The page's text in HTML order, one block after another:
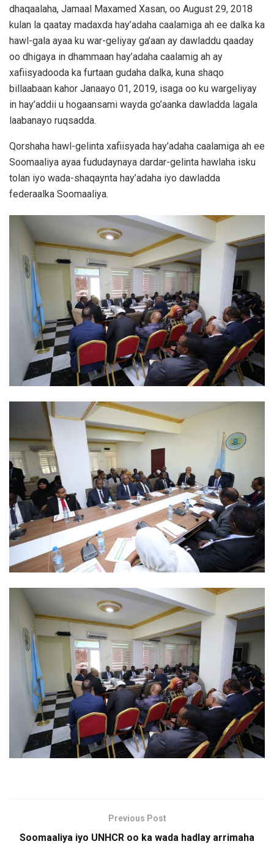
dhaqaalaha, Jamaal Maxamed Xasan, oo August 29, 2018
kulan la qaatay madaxda hay’adaha caalamiga ah ee dalka ka
hawl-gala ayaa ku war-geliyay ga’aan ay dawladdu qaaday
oo dhigaya in dhammaan hay’adaha caalamig ah ay
xafiisyadooda ka furtaan gudaha dalka, kuna shaqo
billaabaan kahor Janaayo 01, 2019, isaga oo ku wargeliyay
in hay’addii u hogaansami wayda go’aanka dawladda lagala
laabanayo ruqsadda.
Qorshaha hawl-gelinta xafiisyada hay’adaha caalamiga ah ee
Soomaaliya ayaa fududaynaya dardar-gelinta hawlaha isku
tolan iyo wada-shaqaynta hay’adaha iyo dawladda
federaalka Soomaaliya.
Previous Post
Soomaaliya iyo UNHCR oo ka wada hadlay arrimaha